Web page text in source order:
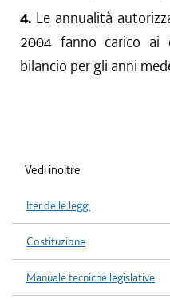
4. Le annualità
2004 fanno carico ai
bilancio per gli anni
Vedi inoltre
Iter delle leggi
Costituzione
Manuale tecniche legislative